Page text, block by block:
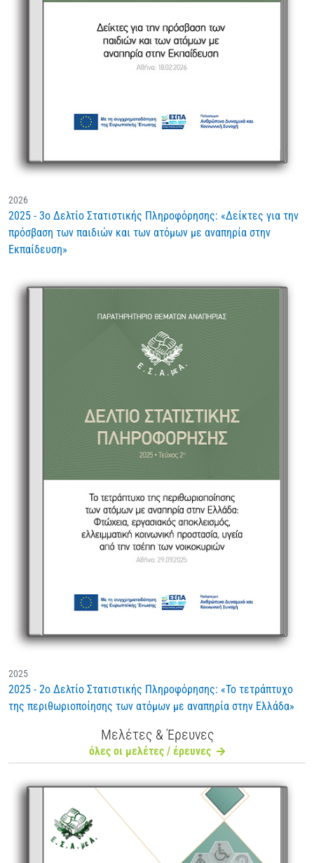
2026
2025 - 3ο Δελτίο Στατιστικής Πληροφόρησης: «Δείκτες για την
πρόσβαση των παιδιών και των ατόμων με αναπηρία στην
Εκπαίδευση»
2025
2025 - 2ο Δελτίο Στατιστικής Πληροφόρησης: «Το τετράπτυχο
της περιθωριοποίησης των ατόμων με αναπηρία στην Ελλάδα»
Μελέτες & Έρευνες
όλες οι μελέτες / έρευνες